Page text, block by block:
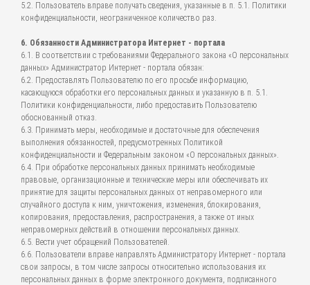
5.2. Пользователь вправе получать сведения, указанные в п. 5.1. Политики
конфиденциальности, неограниченное количество раз.
6. Обязанности Администратора Интернет - портала
6.1. В соответствии с требованиями Федерального закона «О персональных
данных» Администратор Интернет - портала обязан:
6.2. Предоставлять Пользователю по его просьбе информацию,
касающуюся обработки его персональных данных и указанную в п. 5.1.
Политики конфиденциальности, либо предоставить Пользователю
обоснованный отказ.
6.3. Принимать меры, необходимые и достаточные для обеспечения
выполнения обязанностей, предусмотренных Политикой
конфиденциальности и Федеральным законом «О персональных данных».
6.4. При обработке персональных данных принимать необходимые
правовые, организационные и технические меры или обеспечивать их
принятие для защиты персональных данных от неправомерного или
случайного доступа к ним, уничтожения, изменения, блокирования,
копирования, предоставления, распространения, а также от иных
неправомерных действий в отношении персональных данных.
6.5. Вести учет обращений Пользователей.
6.6. Пользователи вправе направлять Администратору Интернет - портала
свои запросы, в том числе запросы относительно использования их
персональных данных в форме электронного документа, подписанного